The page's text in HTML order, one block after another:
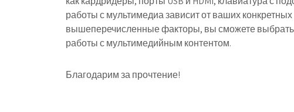
работы с мультимедиа зависит от ваших
вышеперечисленные факторы, вы сможете
работы с мультимедийным контентом.
Благодарим за прочтение!